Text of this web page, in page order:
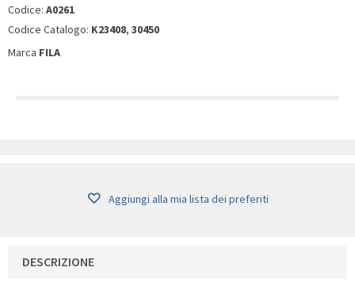
Codice: A0261
Codice Catalogo: K23408, 30450
Marca FILA
Aggiungi alla mia lista dei preferiti
DESCRIZIONE